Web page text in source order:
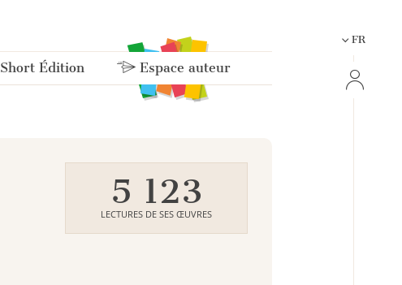
Short Édition Espace auteur
FR
5 123
LECTURES DE SES ŒUVRES